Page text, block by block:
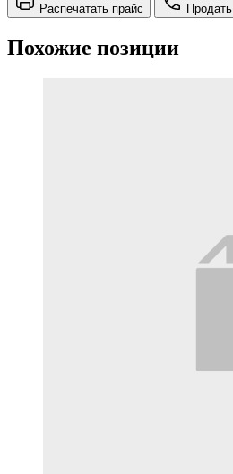
Распечатать прайс Продать
Похожие позиции